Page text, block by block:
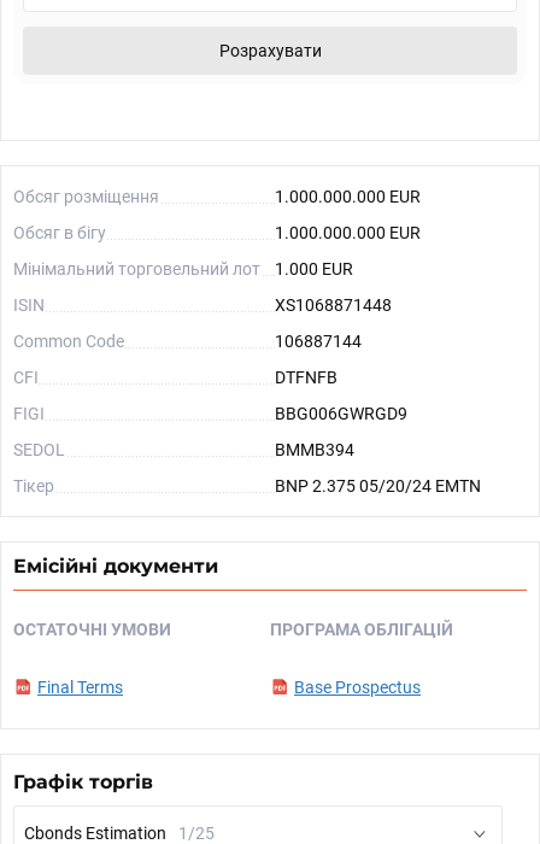
Розрахувати
Обсяг розміщення
1.000.000.000 EUR
Обсяг в бігу
1.000.000.000 EUR
Мінімальний торговельний лот
1.000 EUR
ISIN
XS1068871448
Common Code
106887144
CFI
DTFNFB
FIGI
BBG006GWRGD9
SEDOL
BMMB394
Тікер
BNP 2.375 05/20/24 EMTN
Емісійні документи
ОСТАТОЧНІ УМОВИ
Final Terms
ПРОГРАМА ОБЛІГАЦІЙ
Base Prospectus
Графік торгів
Cbonds Estimation 1/25